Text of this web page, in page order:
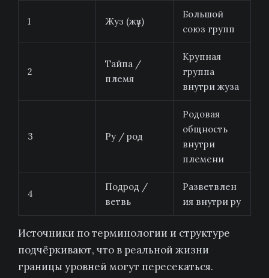
1 Жуз (жүз)
Большой
союз групп
2
Тайпа /
племя
Крупная
группа
внутри жуза
3 Ру / род
Родовая
общность
внутри
племени
4
Подрод /
ветвь
Разветвлен
ия внутри ру
Источники по терминологии и структуре
подчёркивают, что в реальной жизни
границы уровней могут пересекаться.